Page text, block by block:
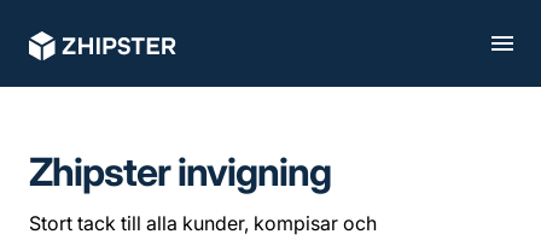
Zhipster invigning
Stort tack till alla kunder, kompisar och